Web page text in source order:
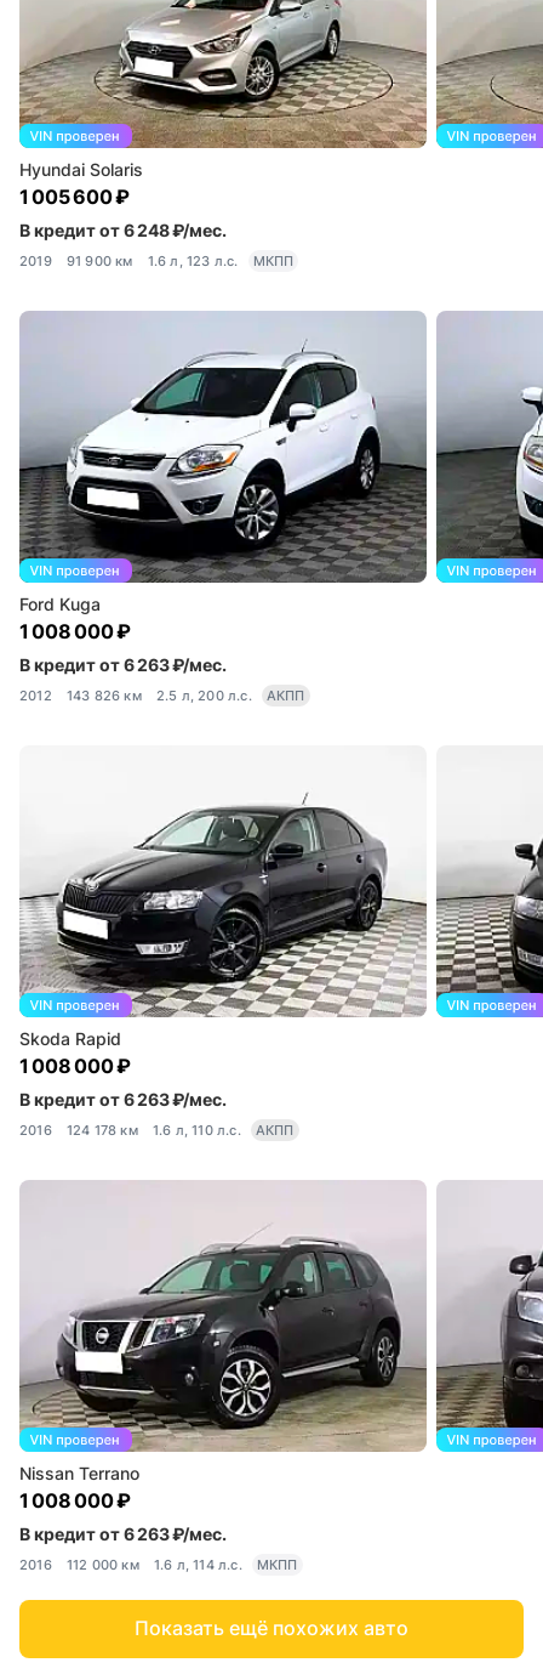
Hyundai Solaris
1 005 600 ₽
В кредит от 6 248 ₽/мес.
2019 91 900 км 1.6 л, 123 л.с. МКПП
Ford Kuga
1 008 000 ₽
В кредит от 6 263 ₽/мес.
2012 143 826 км 2.5 л, 200 л.с. АКПП
Skoda Rapid
1 008 000 ₽
В кредит от 6 263 ₽/мес.
2016 124 178 км 1.6 л, 110 л.с. АКПП
Nissan Terrano
1 008 000 ₽
В кредит от 6 263 ₽/мес.
2016 112 000 км 1.6 л, 114 л.с. МКПП
Показать ещё похожих авто